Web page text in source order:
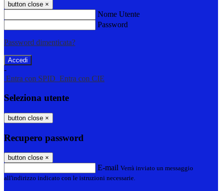
button close ×
Nome Utente
Password
Password dimenticata?
-
Entra con SPID Entra con CIE
Seleziona utente
button close ×
Recupero password
button close ×
E-mail Verrà inviato un messaggio
all'indirizzo indicato con le istruzioni necessarie.